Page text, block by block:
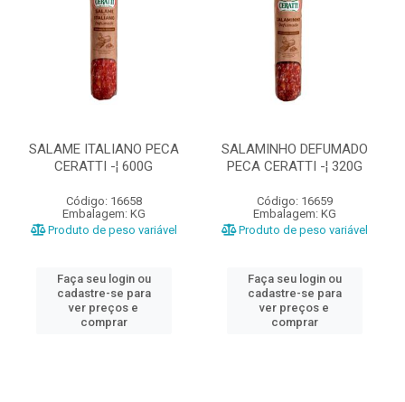
SALAME ITALIANO PECA
CERATTI -¦ 600G
Código: 16658
Embalagem: KG
Produto de peso variável
Faça seu login ou
cadastre-se para
ver preços e
comprar
SALAMINHO DEFUMADO
PECA CERATTI -¦ 320G
Código: 16659
Embalagem: KG
Produto de peso variável
Faça seu login ou
cadastre-se para
ver preços e
comprar